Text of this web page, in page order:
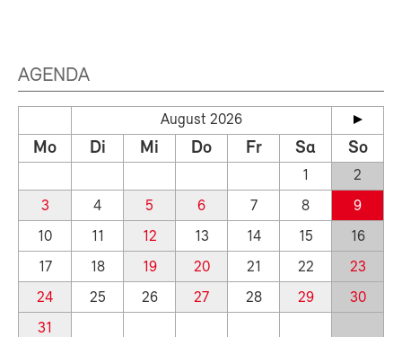
AGENDA
August 2026
Mo Di Mi Do Fr Sa So
1
2
3
4 5 6 7 8
9
10
11 12 13 14 15
16
17
18 19 20 21 22
23
24
25 26 27 28 29
30
31